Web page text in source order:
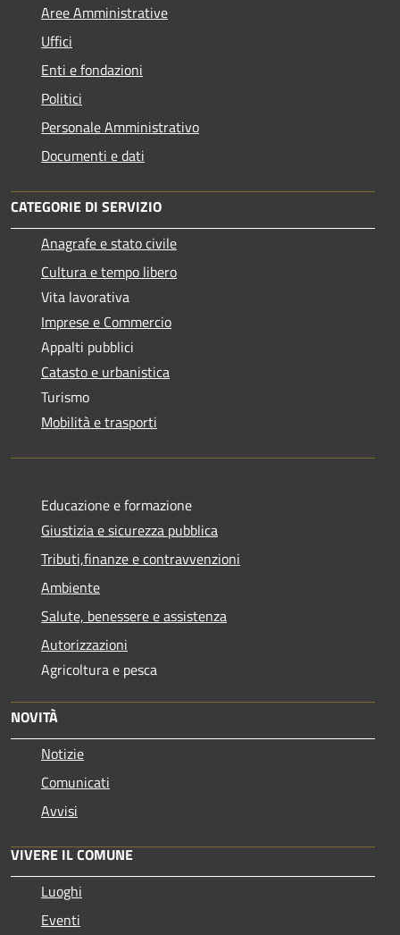
Aree Amministrative
Uffici
Enti e fondazioni
Politici
Personale Amministrativo
Documenti e dati
CATEGORIE DI SERVIZIO
Anagrafe e stato civile
Cultura e tempo libero
Vita lavorativa
Imprese e Commercio
Appalti pubblici
Catasto e urbanistica
Turismo
Mobilità e trasporti
Educazione e formazione
Giustizia e sicurezza pubblica
Tributi,finanze e contravvenzioni
Ambiente
Salute, benessere e assistenza
Autorizzazioni
Agricoltura e pesca
NOVITÀ
Notizie
Comunicati
Avvisi
VIVERE IL COMUNE
Luoghi
Eventi